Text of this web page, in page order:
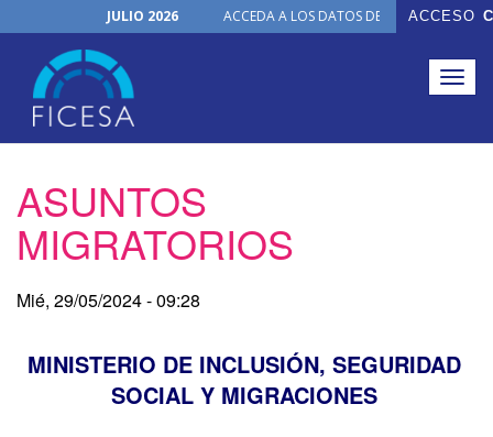
contenido
principal
JULIO 2026
Noticias
ACCEDA A LOS DATOS DE TODOS LOS
ACCESO
ASUNTOS
MIGRATORIOS
Mié, 29/05/2024 - 09:28
MINISTERIO DE INCLUSIÓN, SEGURIDAD
SOCIAL Y MIGRACIONES